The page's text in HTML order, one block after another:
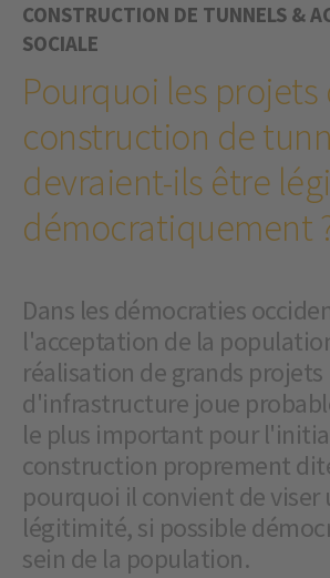
CONSTRUCTION DE TUNNELS &
SOCIALE
Pourquoi les projets
construction de
devraient-ils être
démocratiquement
Dans les démocraties
l'acceptation de la
réalisation de grands projets
d'infrastructure joue
le plus important pour
construction proprement
pourquoi il convient de viser
légitimité, si possible
sein de la population.